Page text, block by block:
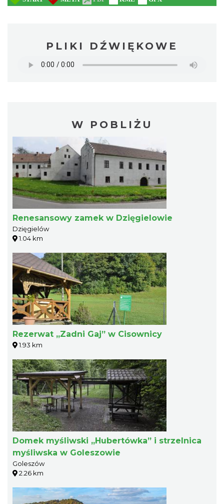
PLIKI DŹWIĘKOWE
W POBLIŻU
Renesansowy zamek w Dzięgielowie
Dzięgielów
1.04 km
Rezerwat „Zadni Gaj” w Cisownicy
1.93 km
Domek myśliwski „Hubertówka” i strzelnica
myśliwska w Goleszowie
Goleszów
2.26 km